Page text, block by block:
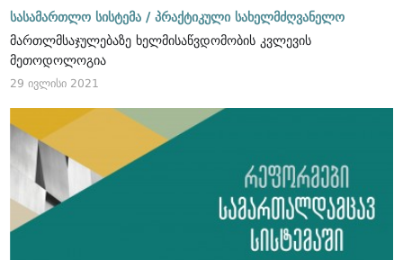
სასამართლო სისტემა / პრაქტიკული სახელმძღვანელო
მართლმსაჯულებაზე ხელმისაწვდომობის კვლევის
მეთოდოლოგია
29 ივლისი 2021